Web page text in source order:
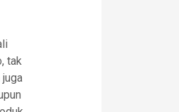
tak
juga